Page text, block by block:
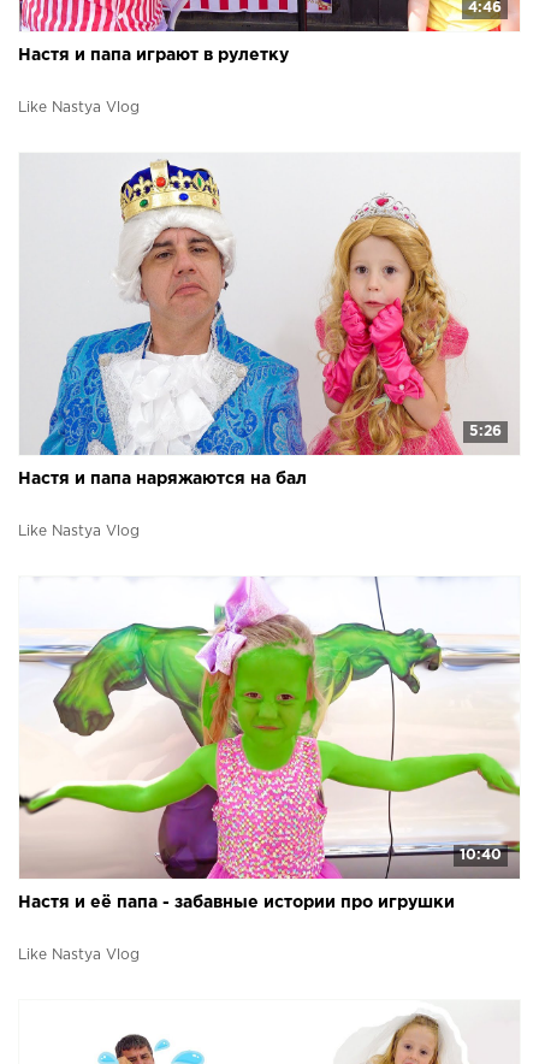
4:46
Настя и папа играют в рулетку
Like Nastya Vlog
5:26
Настя и папа наряжаются на бал
Like Nastya Vlog
10:40
Настя и её папа - забавные истории про игрушки
Like Nastya Vlog